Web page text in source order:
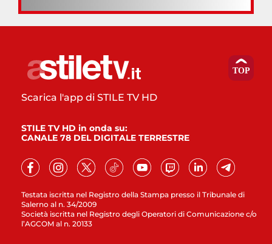
Testata iscritta nel Registro della Stampa presso il Tribunale di
Salerno al n. 34/2009
Società iscritta nel Registro degli Operatori di Comunicazione c/o
l’AGCOM al n. 20133
Scarica l'app di STILE TV HD
STILE TV HD in onda su:
CANALE 78 DEL DIGITALE TERRESTRE